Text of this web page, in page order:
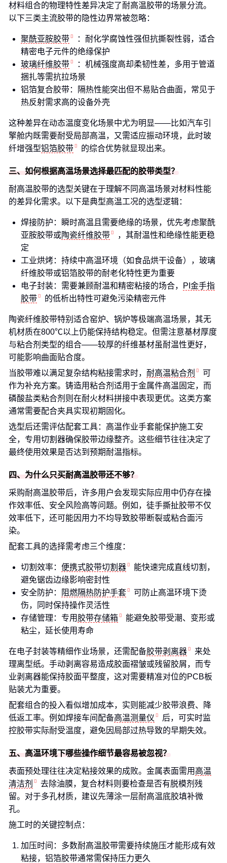
材料组合的物理特性差异决定了耐高温胶带的场景分流。
以下三类主流胶带的隐性边界常被忽略：
聚酰亚胺胶带
：耐化学腐蚀性强但抗撕裂性弱，适合
精密电子元件的绝缘保护
玻璃纤维胶带
：机械强度高却柔韧性差，多用于管道
捆扎等需抗拉场景
铝箔复合胶带：隔热性能突出但不易贴合曲面，常见于
热反射需求高的设备外壳
这种差异在动态温度变化场景中尤为明显——比如汽车引
擎舱内既需要耐受局部高温，又需适应振动环境，此时玻
纤增强型铝箔胶带 的综合优势就显现出来。
三、如何根据高温场景选择最匹配的胶带类型？
耐高温胶带的选型关键在于理解不同高温场景对材料性能
的差异化需求。以下是典型高温工况的选型逻辑：
焊接防护：瞬时高温且需要绝缘的场景，优先考虑聚酰
亚胺胶带或陶瓷纤维胶带
，其耐温性和绝缘性能更稳
定
工业烘烤：持续中高温环境（如食品烘干设备），玻璃
纤维胶带或铝箔胶带的耐老化特性更为重要
电子封装：需要兼顾耐温和精密粘接的场合，
PI金手指
胶带
的低析出特性可避免污染精密元件
陶瓷纤维胶带特别适合窑炉、锅炉等极端高温场景，其无
机材质在800℃以上仍能保持结构稳定。但需注意基材厚度
与粘合剂类型的组合——较厚的纤维基材虽耐温性更好，
可能影响曲面贴合度。
当胶带难以满足复杂结构粘接需求时， 耐高温粘合剂
可
作为补充方案。铸造用粘合剂适用于金属件高温固定，而
磷酸盐类粘合剂则在耐火材料拼接中表现更优。这类方案
通常需要配合夹具实现初期固化。
选型后还需评估配套工具：高温作业手套能保护施工安
全，专用切割器确保胶带边缘整齐。这些细节往往决定了
最终使用效果是否达到预期耐温指标。
四、为什么只买耐高温胶带还不够？
采购耐高温胶带后，许多用户会发现实际应用中仍存在操
作效率低、安全风险高等问题。例如，徒手撕扯胶带不仅
效率低下，还可能因用力不均导致胶带断裂或粘合面污
染。
配套工具的选择需考虑三个维度：
切割效率： 便携式胶带切割器
能快速完成直线切割，
避免锯齿边缘影响密封性
安全防护：
阻燃隔热防护手套
可防止高温环境下烫
伤，同时保持操作灵活性
存储管理：专用 胶带存储箱
能避免胶带受潮、变形或
粘尘，延长使用寿命
在电子封装等精细作业场景，还需配备胶带剥离器
来处
理离型纸。手动剥离容易造成胶面褶皱或残留胶屑，而专
业剥离器能保持胶面平整度，这对需要精准对位的PCB板
贴装尤为重要。
配套组合的投入看似增加成本，实则能减少胶带浪费、降
低返工率。例如焊接车间配备高温测量仪
后，可实时监
控胶带实际耐受温度，避免因局部过热导致的早期失效。
五、高温环境下哪些操作细节最容易被忽视？
表面预处理往往决定粘接效果的成败。金属表面需用 高温
清洁剂
去除油膜，复合材料则要检查是否有脱模剂残
留。对于多孔材质，建议先薄涂一层耐高温底胶填补微
孔。
施工时的关键控制点：
加压时间：多数耐高温胶带需要持续施压才能形成有效
粘接，铝箔胶带通常需保持压力更久